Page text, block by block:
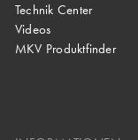
Technik Center
Videos
MKV Produktfinder